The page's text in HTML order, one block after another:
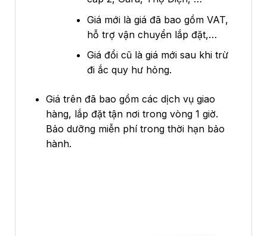
Giá mới là giá đã bao gồm VAT,
hỗ trợ vận chuyển lắp đặt,…
Giá đổi cũ là giá mới sau khi trừ
đi ắc quy hư hỏng.
Giá trên đã bao gồm các dịch vụ giao
hàng, lắp đặt tận nơi trong vòng 1 giờ.
Bảo dưỡng miễn phí trong thời hạn bảo
hành.